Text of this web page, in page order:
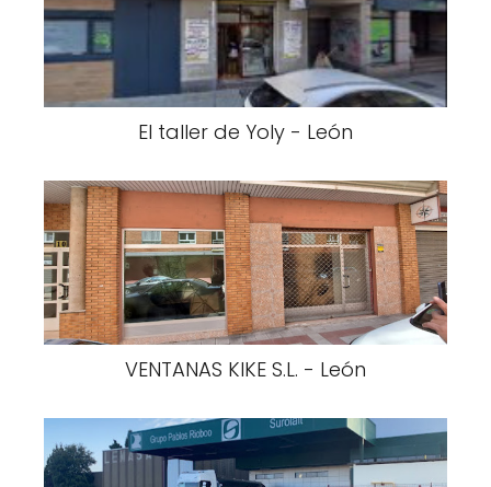
El taller de Yoly - León
VENTANAS KIKE S.L. - León